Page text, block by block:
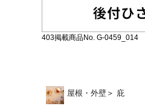
403掲載商品No. G-0459_014
屋根・外壁 ＞ 庇